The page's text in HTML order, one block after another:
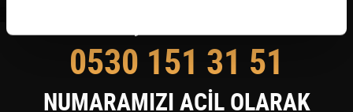
0530 151 31 51
NUMARAMIZI ACİL OLARAK